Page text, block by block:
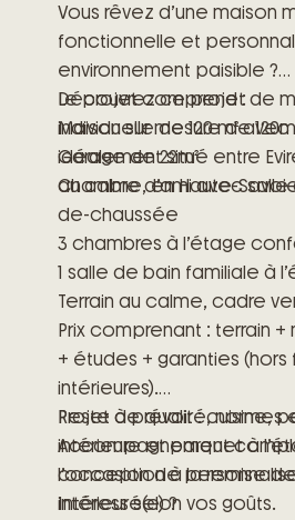
Vous rêvez d’une maison
fonctionnelle et
environnement paisible ?
Découvrez ce projet de
individuelle de 120 m²
idéalement situé entre
au calme, en Haute-
Le projet comprend :
Maison sur mesure de
Garage de 22m²
Chambre d’ami avec salle
de-chaussée
3 chambres à l’étage
1 salle de bain familiale à
Terrain au calme, cadre
Prix comprenant : terrain +
+ études + garanties (hors
intérieures).
Reste à prévoir : cuisine,
intérieure et parquet à
l’occasion de
intérieur selon vos goûts.
Projet de qualité, normes
Accompagnement
conception à la remise
Intéressé(e) ?